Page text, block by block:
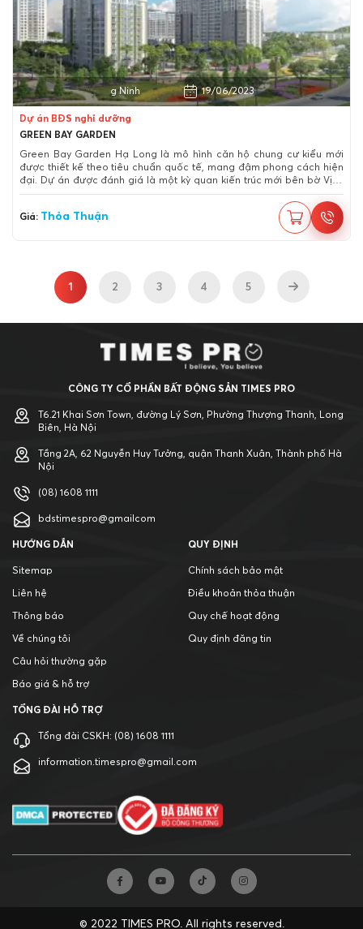
Thành phố Hạ Long, Quảng Ninh
19/06/2023
Dự án BĐS nghỉ dưỡng
GREEN BAY GARDEN
Green Bay Garden Hạ Long là mô hình căn hộ chung cư kiểu mới
được thiết kế theo tiêu chuẩn quốc tế, mang đậm phong cách hiện
đại. Dự án được đánh giá là một kỳ quan kiến trúc mới bên bờ Vịnh
Hạ Long.
Giá: Thỏa Thuận
1 2 3 4 5
CÔNG TY CỔ PHẦN BẤT ĐỘNG SẢN TIMES PRO
T6.21 Khai Sơn Town, đường Lý Sơn, Phường Thượng Thanh, Long
Biên, Hà Nội
Tầng 2A, 62 Nguyễn Huy Tưởng, quận Thanh Xuân, Thành phố Hà
Nội
(08) 1608 1111
bdstimespro@gmailcom
HƯỚNG DẪN
Sitemap
Liên hệ
Thông báo
Về chúng tôi
Câu hỏi thường gặp
Báo giá & hỗ trợ
QUY ĐỊNH
Chính sách bảo mật
Điều khoản thỏa thuận
Quy chế hoạt động
Quy định đăng tin
TỔNG ĐÀI HỖ TRỢ
Tổng đài CSKH: (08) 1608 1111
information.timespro@gmail.com
© 2022 TIMES PRO. All rights reserved.